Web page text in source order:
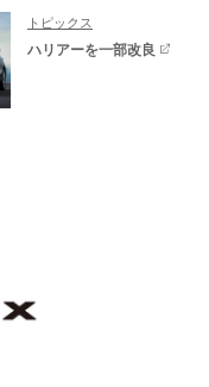
トピックス
ハリアーを一部改良